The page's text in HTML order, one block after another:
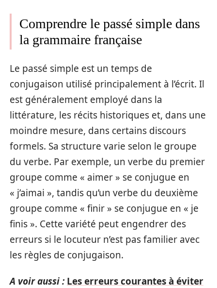
Comprendre le passé simple dans
la grammaire française
Le passé simple est un temps de
conjugaison utilisé principalement à l’écrit. Il
est généralement employé dans la
littérature, les récits historiques et, dans une
moindre mesure, dans certains discours
formels. Sa structure varie selon le groupe
du verbe. Par exemple, un verbe du premier
groupe comme « aimer » se conjugue en
« j’aimai », tandis qu’un verbe du deuxième
groupe comme « finir » se conjugue en « je
finis ». Cette variété peut engendrer des
erreurs si le locuteur n’est pas familier avec
les règles de conjugaison.
A voir aussi : Les erreurs courantes à éviter